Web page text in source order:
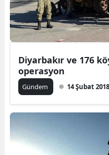
Diyarbakır ve 176
operasyon
Gündem 14 Şubat 2018